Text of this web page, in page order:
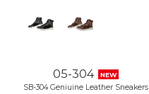
05-304 NEW
SB-304 Geniuine Leather Sneakers